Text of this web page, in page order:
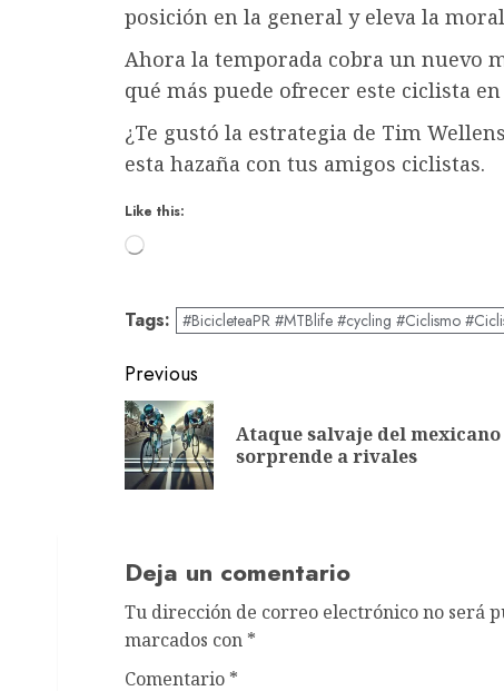
posición en la general y eleva la
Ahora la temporada cobra un nuevo
qué más puede ofrecer este ciclista
¿Te gustó la estrategia de Tim
esta hazaña con tus amigos ciclistas.
Like this:
Loading…
Tags: #BicicleteaPR #MTBlife #cycling #Ciclismo
Post
navigation
Previous
Ataque salvaje del mexicano
sorprende a rivales
Deja un comentario
Tu dirección de correo electrónico no será
marcados con *
Comentario *